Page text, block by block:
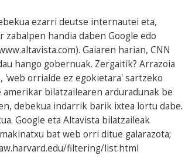
ezarri deutse internautei eta,
handia daben Google edo
Gaiaren harian, CNN
hango gobernuak. Zergaitik? Arrazoia
orrialde ez egokietara' sartzeko
amerikar bilatzailearen arduradunak be
debekua indarrik barik ixtea lortu dabe.
Google eta Altavista bilatzaileak
bat web orri ditue galarazota;
filtering/list.html